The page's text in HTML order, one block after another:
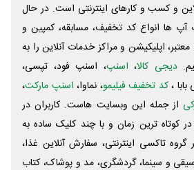
و کسب و‌ کارهای اینترنتی است. در حال
آپ ها انواع کد تخفیف، مسابقه، کمپین و
اپلیکیشن و مراکز خدمات آنلاین را به
دیجی کالا، اسنپ، اسنپ فود، تپسی،
،کد تخفیف فیلیمو، نماوا، اسنپ مارکت،
از جمله این وبسایت ‌هاست. کاربران در
کوتاه ترین زمان و با چند کلیک ساده به
تاکسی اینترنتی، سفارش آنلاین غذا،
و سینما، گردشگری، مد و پوشاک، کتاب